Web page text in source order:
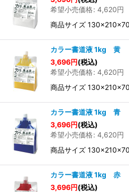
希望小売価格: 4,620円
商品サイズ
カラー書道液 1kg 黄
3,696円(税込)
希望小売価格: 4,620円
商品サイズ
カラー書道液 1kg 青
3,696円(税込)
希望小売価格: 4,620円
商品サイズ
カラー書道液 1kg 赤
3,696円(税込)